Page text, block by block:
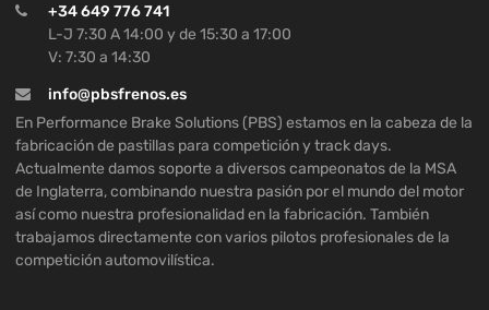
+34 649 776 741
L-J 7:30 A 14:00 y de 15:30 a 17:00
V: 7:30 a 14:30
info@pbsfrenos.es
En Performance Brake Solutions (PBS) estamos en la cabeza de la
fabricación de pastillas para competición y track days.
Actualmente damos soporte a diversos campeonatos de la MSA
de Inglaterra, combinando nuestra pasión por el mundo del motor
así como nuestra profesionalidad en la fabricación. También
trabajamos directamente con varios pilotos profesionales de la
competición automovilística.